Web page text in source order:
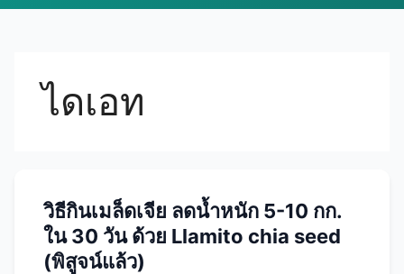
ไดเอท
วิธีกินเมล็ดเจีย ลดน้ำหนัก 5-10 กก.
ใน 30 วัน ด้วย Llamito chia seed
(พิสูจน์แล้ว)